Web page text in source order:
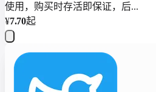
使用，购买时存活即保证，后...
¥7.70起